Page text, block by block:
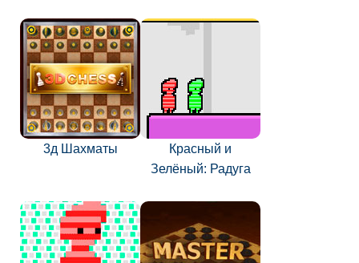
3д Шахматы
Красный и
Зелёный: Радуга